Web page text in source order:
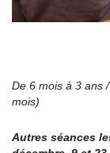
De 6 mois à 3 ans
mois)
Autres séances